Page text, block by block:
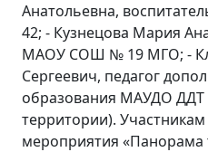
Анатольевна,
42; - Кузнецова Мария
МАОУ СОШ № 19 МГО; -
Сергеевич, педагог
образования МАУДО
территории). Участникам
мероприятия «Панорама